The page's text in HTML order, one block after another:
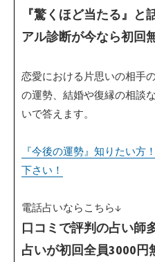
『驚くほど当たる』
アル診断が今なら初回
恋愛における片思いの相手
の運勢、結婚や復縁の相談
いで答えます。
『今後の運勢』知りたい
下さい！
電話占いならこちら↓
口コミで評判の占い師
占いが初回全員3000円